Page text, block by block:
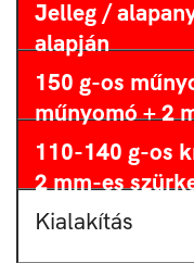
Jelleg /
alapján
150 g-os
műnyomó + 2
110-140 g-os
2 mm-es
Kialakítás